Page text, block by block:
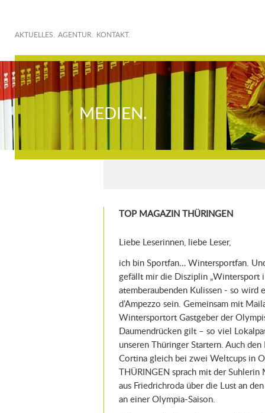
AKTUELLES. AGENTUR. KONTAKT.
MEDIEN.
TOP MAGAZIN THÜRINGEN
Liebe Leserinnen, liebe Leser,
ich bin Sportfan… Wintersportfan.
gefällt mir die Disziplin „Wintersport
atemberaubenden Kulissen - so wird
d’Ampezzo sein. Gemeinsam mit
Wintersportort Gastgeber der
Daumendrücken gilt – so viel
unseren Thüringer Startern. Auch
Cortina gleich bei zwei Weltcups in
THÜRINGEN sprach mit der Suhlerin
aus Friedrichroda über die Lust an
an einer Olympia-Saison.